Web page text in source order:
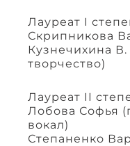
Лауреат I
Скрипникова
Кузнечихина
творчество)
Лауреат II
Лобова Софья
вокал)
Степаненко